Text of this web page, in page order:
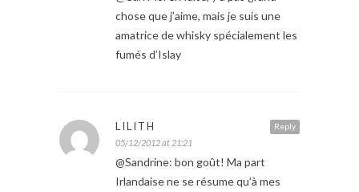
chose que j’aime, mais je suis une
amatrice de whisky spécialement les
fumés d’Islay
Reply
LILITH
05/12/2012 at 21:21
@Sandrine: bon goût! Ma part
Irlandaise ne se résume qu’à mes